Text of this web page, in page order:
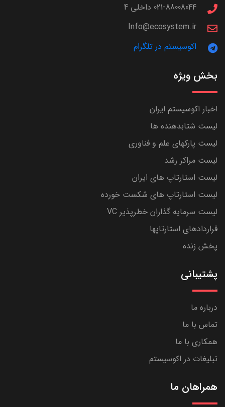
021-88008044 داخلی 4
Info@ecosystem.ir
اکوسیستم در تلگرام
بخش ویژه
اخبار اکوسیستم ایران
لیست شتابدهنده ها
لیست پارکهای علم و فناوری
لیست مراکز رشد
لیست استارتاپ های ایران
لیست استارتاپ های شکست خورده
لیست سرمایه گذاران خطرپذیر VC
قراردادهای استارتاپها
پخش زنده
پشتیبانی
درباره ما
تماس با ما
همکاری با ما
تبلیغات در اکوسیستم
همراهان ما